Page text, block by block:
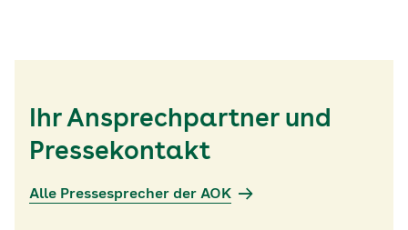
Ihr Ansprechpartner und
Pressekontakt
Alle Pressesprecher der AOK